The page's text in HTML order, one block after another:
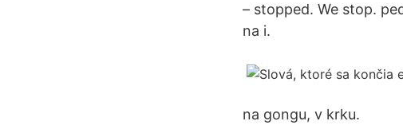
– stopped. We stop.
na i.
na gongu, v krku.